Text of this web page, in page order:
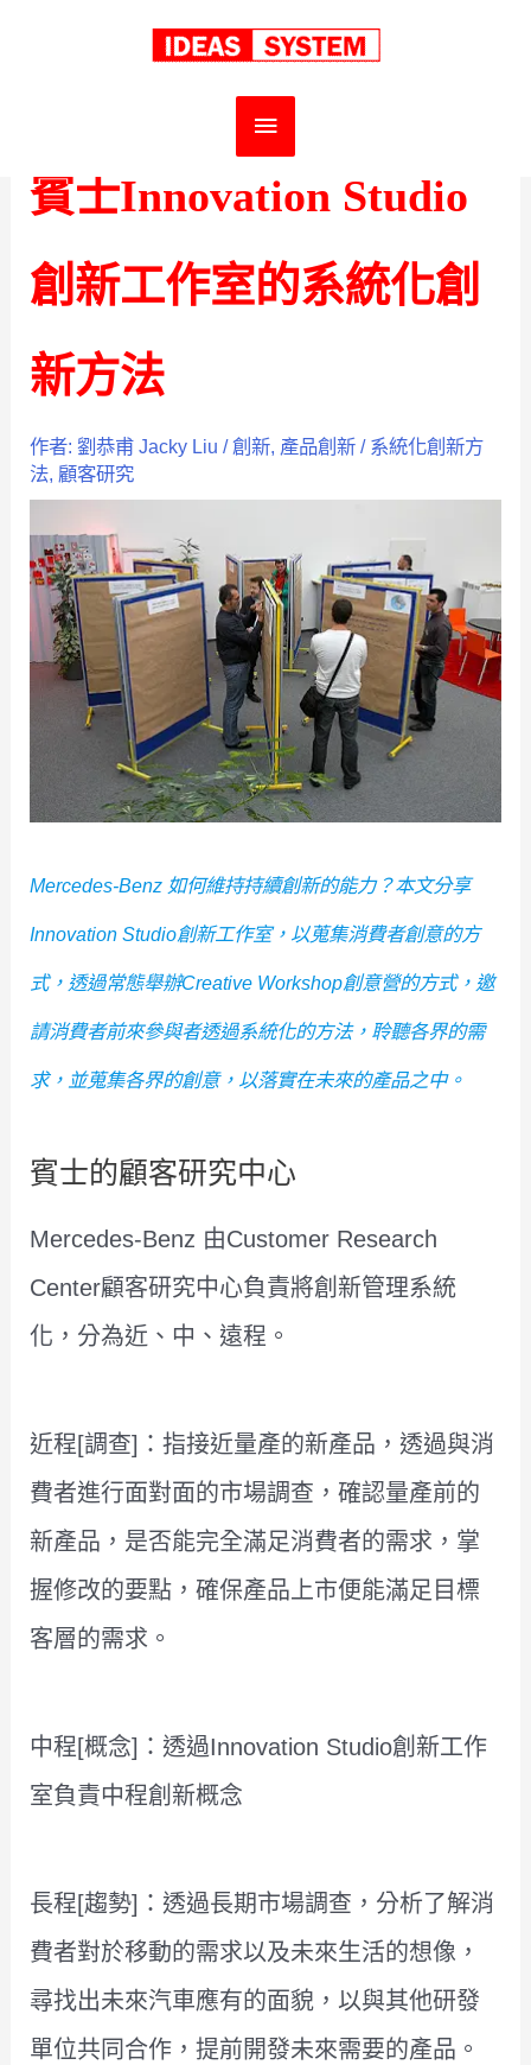
主
要
單
創新
賓士Innovation Studio創新工作室的系統化創新方法
賓士Innovation Studio
創新工作室的系統化創
新方法
作者:劉恭甫 Jacky Liu/創新, 產品創新 / 系統化創新方
法, 顧客研究
Mercedes-Benz 如何維持持續創新的能力？本文分享
Innovation Studio創新工作室，以蒐集消費者創意的方
式，透過常態舉辦Creative Workshop創意營的方式，邀
請消費者前來參與者透過系統化的方法，聆聽各界的需
求，並蒐集各界的創意，以落實在未來的產品之中。
賓士的顧客研究中心
Mercedes-Benz 由Customer Research
Center顧客研究中心負責將創新管理系統
化，分為近、中、遠程。
近程[調查]：指接近量產的新產品，透過與消
費者進行面對面的市場調查，確認量產前的
新產品，是否能完全滿足消費者的需求，掌
握修改的要點，確保產品上市便能滿足目標
客層的需求。
中程[概念]：透過Innovation Studio創新工作
室負責中程創新概念
長程[趨勢]：透過長期市場調查，分析了解消
費者對於移動的需求以及未來生活的想像，
尋找出未來汽車應有的面貌，以與其他研發
單位共同合作，提前開發未來需要的產品。